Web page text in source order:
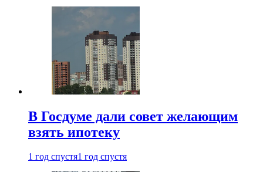
В Госдуме дали совет желающим
взять ипотеку
1 год спустя1 год спустя